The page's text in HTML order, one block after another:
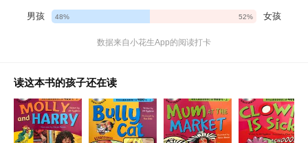
男孩 48% 52% 女孩
数据来自小花生App的阅读打卡
读这本书的孩子还在读